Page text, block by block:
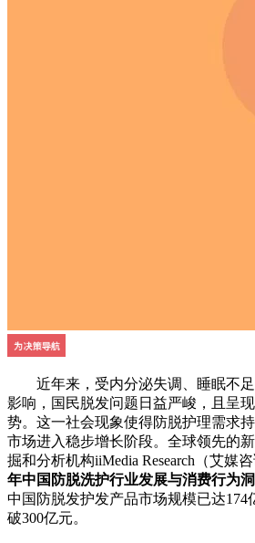
近年来，受内分泌失调、睡眠不足
影响，国民脱发问题日益严峻，且呈
势。这一社会现象使得防脱护理需求
市场进入稳步增长阶段。全球领先的
掘和分析机构iiMedia Research（艾媒
年中国防脱洗护行业发展与消费行为洞
中国防脱发护发产品市场规模已达174
破300亿元。